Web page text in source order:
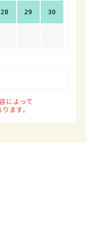
28 29 30
によって
ます。